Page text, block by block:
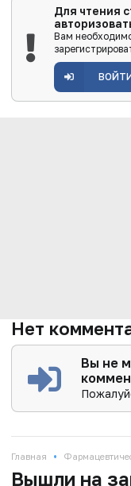
Для чтения
Вам
Нет
Вы не
Главная •
Вышли на